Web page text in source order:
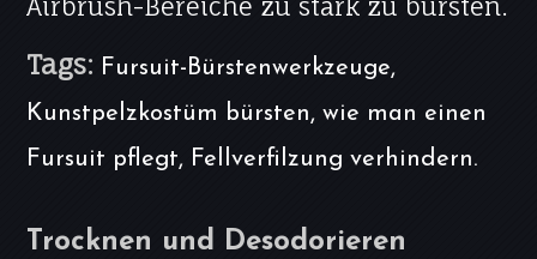
Airbrush-Bereiche zu stark zu bürsten.
Tags: Fursuit-Bürstenwerkzeuge,
Kunstpelzkostüm bürsten, wie man einen
Fursuit pflegt, Fellverfilzung verhindern.
Trocknen und Desodorieren